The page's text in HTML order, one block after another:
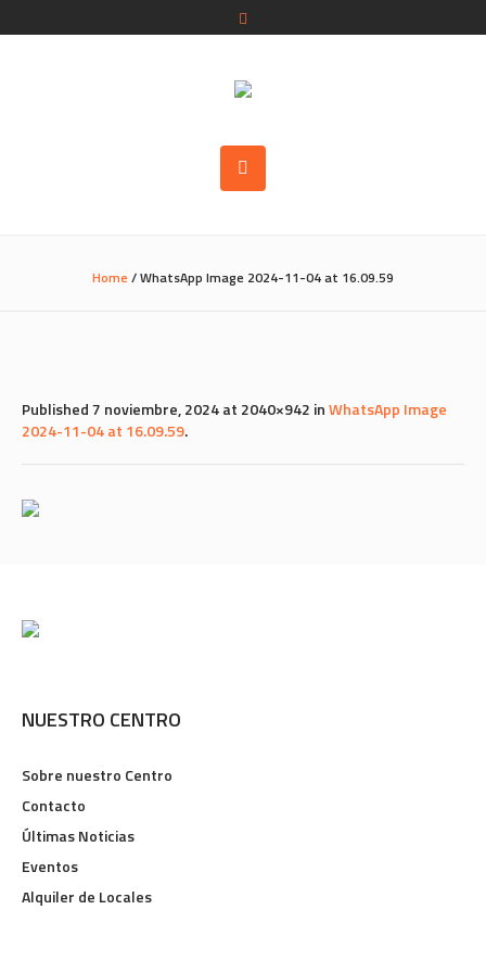
Home /WhatsApp Image 2024-11-04 at 16.09.59
Published7 noviembre, 2024at 2040×942 inWhatsApp Image
2024-11-04 at 16.09.59.
NUESTRO CENTRO
Sobre nuestro Centro
Contacto
Últimas Noticias
Eventos
Alquiler de Locales